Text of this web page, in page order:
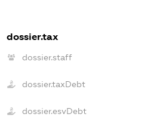
dossier.tax
dossier.staff
dossier.taxDebt
dossier.esvDebt